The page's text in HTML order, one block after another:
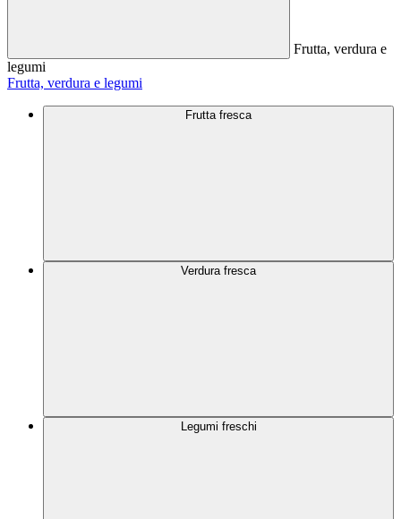
Frutta, verdura e
legumi
Frutta, verdura e legumi
Frutta fresca
Verdura fresca
Legumi freschi